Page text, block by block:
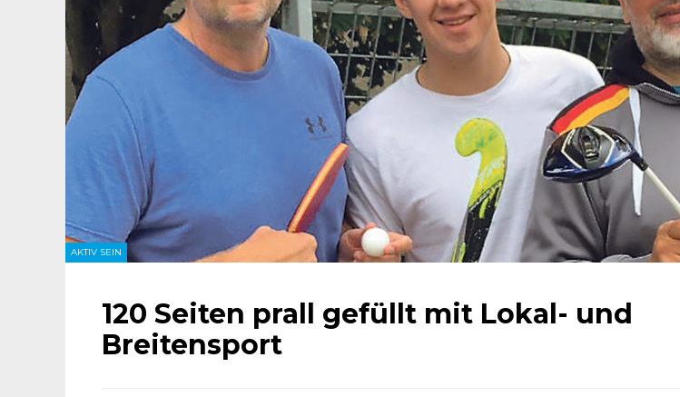
AKTIV SEIN
120 Seiten prall gefüllt mit Lokal- und
Breitensport